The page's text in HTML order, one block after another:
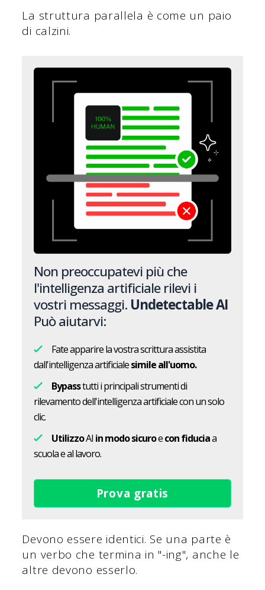
La struttura parallela è come un paio
di calzini.
Non preoccupatevi più che
l'intelligenza artificiale rilevi i
vostri messaggi. Undetectable AI
Può aiutarvi:
Fate apparire la vostra scrittura assistita
dall'intelligenza artificialesimile all'uomo.
Bypasstutti i principali strumenti di
rilevamento dell'intelligenza artificiale con un solo
clic.
UtilizzoAI in modo sicuroecon fiduciaa
scuola e al lavoro.
Prova gratis
Devono essere identici. Se una parte è
un verbo che termina in "-ing", anche le
altre devono esserlo.